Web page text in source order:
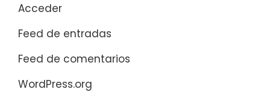
Acceder
Feed de entradas
Feed de comentarios
WordPress.org